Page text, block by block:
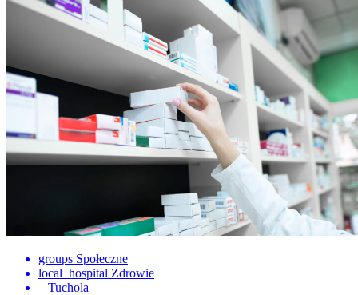
groups Społeczne
local_hospital Zdrowie
Tuchola